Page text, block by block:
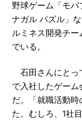
野球ゲーム「モ
ナガル パズル」
ルミネス開発チ
でいる。
石田さんにとっ
で入社したゲー
だ。「就職活動
た。むしろ、1社